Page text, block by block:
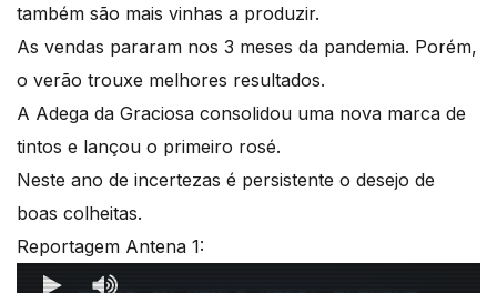
também são mais vinhas a produzir.
As vendas pararam nos 3 meses da pandemia. Porém,
o verão trouxe melhores resultados.
A Adega da Graciosa consolidou uma nova marca de
tintos e lançou o primeiro rosé.
Neste ano de incertezas é persistente o desejo de
boas colheitas.
Reportagem Antena 1: